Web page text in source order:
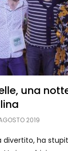
una
2019
divertito, ha